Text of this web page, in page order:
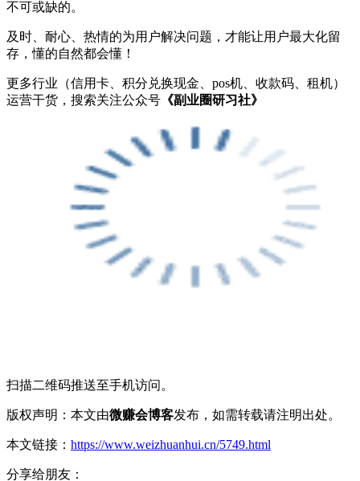
不可或缺的。
及时、耐心、热情的为用户解决问题，才能让用户最大化留
存，懂的自然都会懂！
更多行业（信用卡、积分兑换现金、pos机、收款码、租机）
运营干货，搜索关注公众号 《副业圈研习社》
扫描二维码推送至手机访问。
版权声明：本文由微赚会博客发布，如需转载请注明出处。
本文链接： https://www.weizhuanhui.cn/5749.html
分享给朋友：